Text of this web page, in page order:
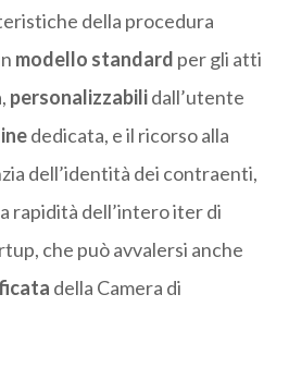
della procedura
modello standard per gli atti
personalizzabilidall’utente
dedicata, e il ricorso alla
dell’identità dei contraenti,
rapidità dell’intero iter di
che può avvalersi anche
della Camera di